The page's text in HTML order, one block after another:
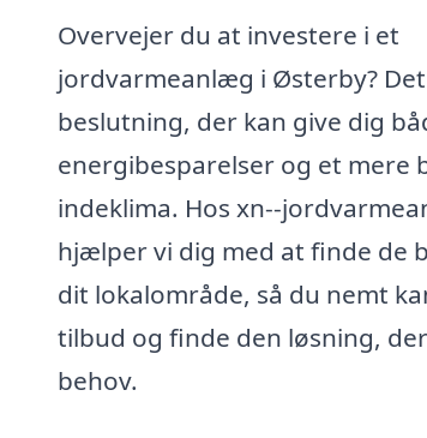
Overvejer du at investere i et
jordvarmeanlæg i Østerby?
beslutning, der kan give dig
energibesparelser og et mere
indeklima. Hos xn--
hjælper vi dig med at finde de
dit lokalområde, så du nemt
tilbud og finde den løsning,
behov.